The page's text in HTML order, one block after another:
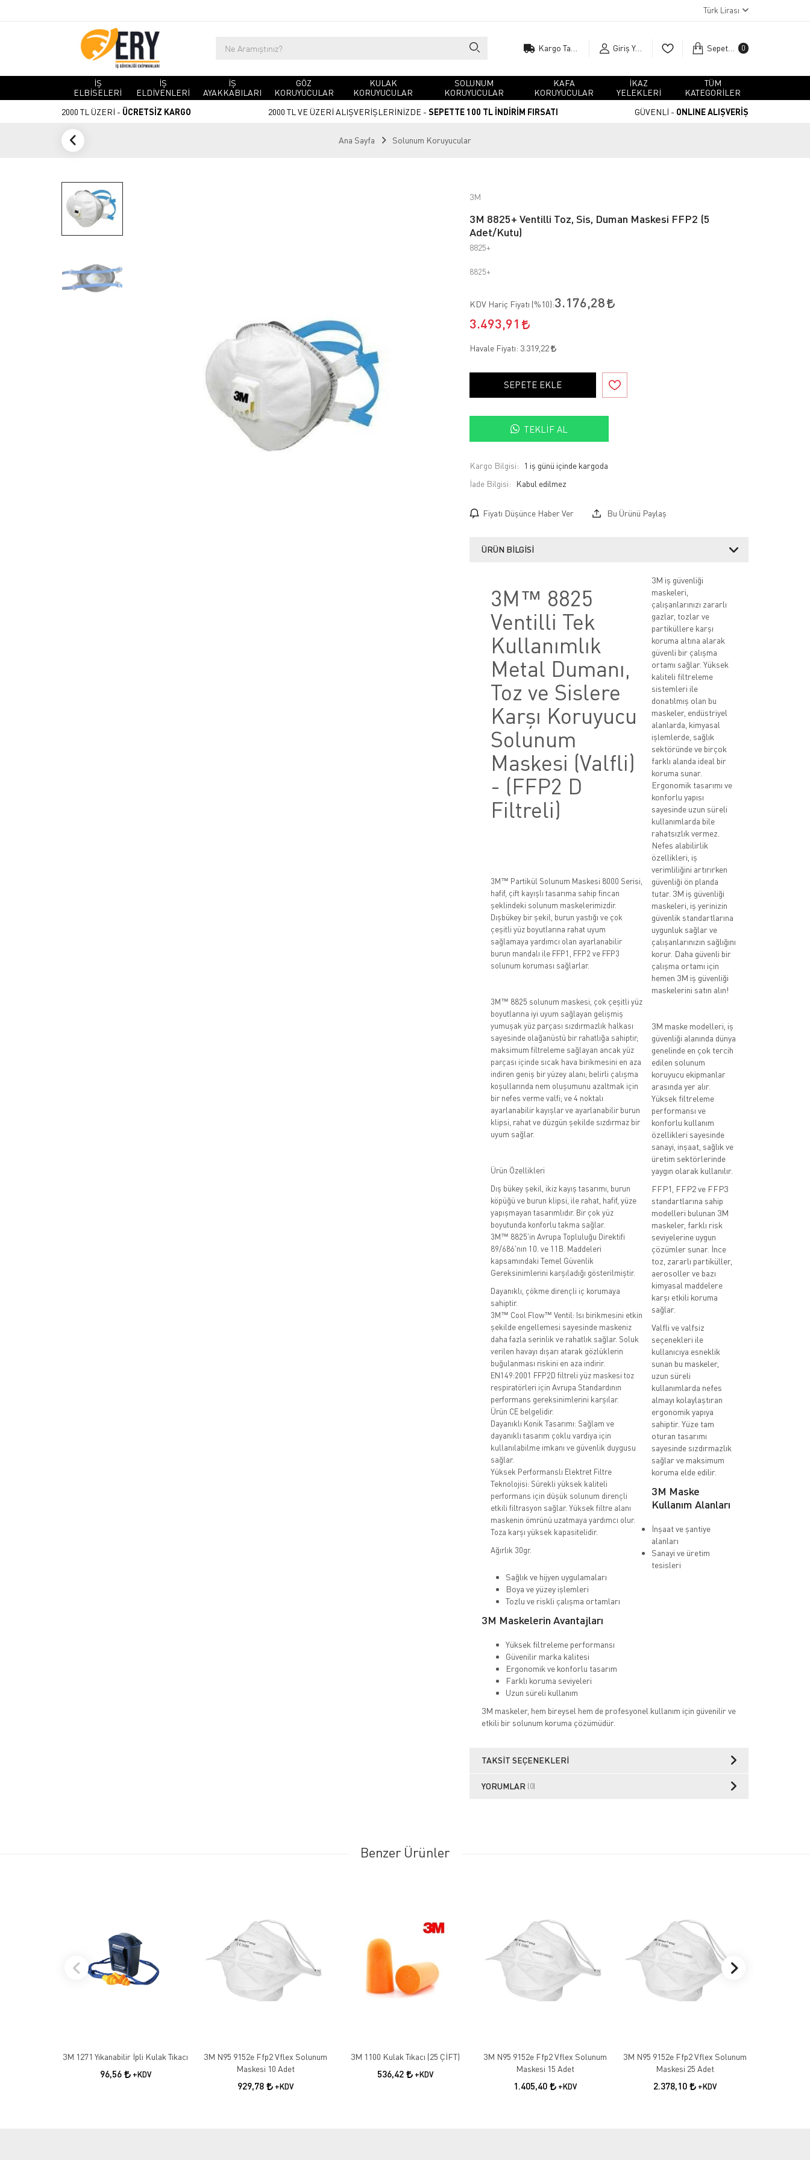
Türk Lirası
Giriş Yap Sepetim 0
İŞ
ELBİSELERİ
İŞ
ELDİVENLERİ
İŞ
AYAKKABILARI
GÖZ
KORUYUCULAR
KULAK
KORUYUCULAR
SOLUNUM
KORUYUCULAR
KAFA
KORUYUCULAR
İKAZ
YELEKLERİ
TÜM
KATEGORİLER
2000 TL ÜZERİ - ÜCRETSİZ KARGO 2000 TL VE ÜZERİ ALIŞVERİŞLERİNİZDE - SEPETTE 100 TL İNDİRİM FIRSATI GÜVENLİ - ONLINE ALIŞVERİŞ
Ana Sayfa Solunum Koruyucular
3M
3M 8825+ Ventilli Toz, Sis, Duman Maskesi FFP2 (5
Adet/Kutu)
8825+
8825+
KDV Hariç Fiyatı (%10):3.176,28
3.493,91
Havale Fiyatı: 3.319,22
SEPETE EKLE
TEKLIF AL
Kargo Bilgisi:
1 iş günü içinde kargoda
İade Bilgisi:
Fiyatı Düşünce Haber Ver Bu Ürünü Paylaş
ÜRÜN BILGISI
3M™ 8825
Ventilli Tek
Kullanımlık
Metal Dumanı,
Toz ve Sislere
Karşı Koruyucu
Solunum
Maskesi (Valfli)
- (FFP2 D
Filtreli)
3M™ Partikül Solunum Maskesi 8000 Serisi,
hafif, çift kayışlı tasarıma sahip fincan
şeklindeki solunum maskelerimizdir.
Dışbükey bir şekil, burun yastığı ve çok
çeşitli yüz boyutlarına rahat uyum
sağlamaya yardımcı olan ayarlanabilir
burun mandalı ile FFP1, FFP2 ve FFP3
solunum koruması sağlarlar.
3M™ 8825 solunum maskesi, çok çeşitli yüz
boyutlarına iyi uyum sağlayan gelişmiş
yumuşak yüz parçası sızdırmazlık halkası
sayesinde olağanüstü bir rahatlığa sahiptir;
maksimum filtreleme sağlayan ancak yüz
parçası içinde sıcak hava birikmesini en aza
indiren geniş bir yüzey alanı; belirli çalışma
koşullarında nem oluşumunu azaltmak için
bir nefes verme valfi; ve 4 noktalı
ayarlanabilir kayışlar ve ayarlanabilir burun
klipsi, rahat ve düzgün şekilde sızdırmaz bir
uyum sağlar.
Ürün Özellikleri
Dış bükey şekil, ikiz kayış tasarımı, burun
köpüğü ve burun klipsi, ile rahat, hafif, yüze
yapışmayan tasarımlıdır. Bir çok yüz
boyutunda konforlu takma sağlar.
3M™ 8825'in Avrupa Topluluğu Direktifi
89/686'nın 10. ve 11B. Maddeleri
kapsamındaki Temel Güvenlik
Gereksinimlerini karşıladığı gösterilmiştir.
Dayanıklı, çökme dirençli iç korumaya
sahiptir.
3M™ Cool Flow™ Ventil: Isı birikmesini etkin
şekilde engellemesi sayesinde maskeniz
daha fazla serinlik ve rahatlık sağlar. Soluk
verilen havayı dışarı atarak gözlüklerin
buğulanması riskini en aza indirir.
EN149:2001 FFP2D filtreli yüz maskesi toz
respiratörleri için Avrupa Standardının
performans gereksinimlerini karşılar.
Ürün CE belgelidir.
Dayanıklı Konik Tasarımı: Sağlam ve
dayanıklı tasarım çoklu vardiya için
kullanılabilme imkanı ve güvenlik duygusu
sağlar.
Yüksek Performanslı Elektret Filtre
Teknolojisi: Sürekli yüksek kaliteli
performans için düşük solunum dirençli
etkili filtrasyon sağlar. Yüksek filtre alanı
maskenin ömrünü uzatmaya yardımcı olur.
Toza karşı yüksek kapasitelidir.
Ağırlık 30gr.
3M iş güvenliği
maskeleri,
çalışanlarınızı zararlı
gazlar, tozlar ve
partiküllere karşı
koruma altına alarak
güvenli bir çalışma
ortamı sağlar. Yüksek
kaliteli filtreleme
sistemleri ile
donatılmış olan bu
maskeler, endüstriyel
alanlarda, kimyasal
işlemlerde, sağlık
sektöründe ve birçok
farklı alanda ideal bir
koruma sunar.
Ergonomik tasarımı ve
konforlu yapısı
sayesinde uzun süreli
kullanımlarda bile
rahatsızlık vermez.
Nefes alabilirlik
özellikleri, iş
verimliliğini artırırken
güvenliği ön planda
tutar. 3M iş güvenliği
maskeleri, iş yerinizin
güvenlik standartlarına
uygunluk sağlar ve
çalışanlarınızın sağlığını
korur. Daha güvenli bir
çalışma ortamı için
hemen 3M iş güvenliği
maskelerini satın alın!
3M maske modelleri, iş
güvenliği alanında dünya
genelinde en çok tercih
edilen solunum
koruyucu ekipmanlar
arasında yer alır.
Yüksek filtreleme
performansı ve
konforlu kullanım
özellikleri sayesinde
sanayi, inşaat, sağlık ve
üretim sektörlerinde
yaygın olarak kullanılır.
FFP1, FFP2 ve FFP3
standartlarına sahip
modelleri bulunan 3M
maskeler, farklı risk
seviyelerine uygun
çözümler sunar. İnce
toz, zararlı partiküller,
aerosoller ve bazı
kimyasal maddelere
karşı etkili koruma
sağlar.
Valfli ve valfsiz
seçenekleri ile
kullanıcıya esneklik
sunan bu maskeler,
uzun süreli
kullanımlarda nefes
almayı kolaylaştıran
ergonomik yapıya
sahiptir. Yüze tam
oturan tasarımı
sayesinde sızdırmazlık
sağlar ve maksimum
koruma elde edilir.
3M Maske
Kullanım Alanları
İnşaat ve şantiye
alanları
Sanayi ve üretim
tesisleri
Sağlık ve hijyen uygulamaları
Boya ve yüzey işlemleri
Tozlu ve riskli çalışma ortamları
3M Maskelerin Avantajları
Yüksek filtreleme performansı
Güvenilir marka kalitesi
Ergonomik ve konforlu tasarım
Farklı koruma seviyeleri
Uzun süreli kullanım
3M maskeler, hem bireysel hem de profesyonel kullanım için güvenilir ve
etkili bir solunum koruma çözümüdür.
TAKSIT SEÇENEKLERI
YORUMLAR (0)
Benzer Ürünler
3M 1271 Yıkanabilir İpli Kulak Tıkacı
96,56 +KDV
3M N95 9152e Ffp2 Vflex Solunum
Maskesi 10 Adet
929,78 +KDV
3M 1100 Kulak Tıkacı (25 ÇİFT)
536,42 +KDV
3M N95 9152e Ffp2 Vflex Solunum
Maskesi 15 Adet
1.405,40 +KDV
3M N95 9152e Ffp2 Vflex Solunum
Maskesi 25 Adet
2.378,10 +KDV